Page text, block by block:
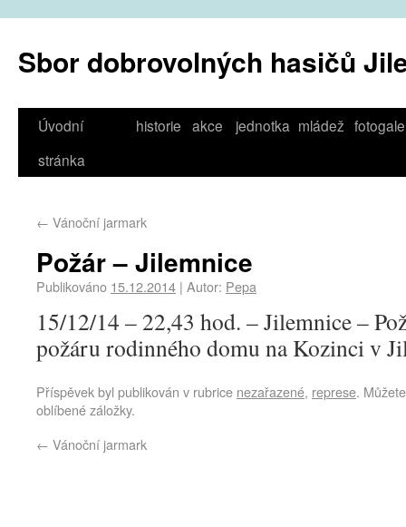
Sbor dobrovolných hasičů
Úvodní
stránka
historie akce jednotka mládež
← Vánoční jarmark
Požár – Jilemnice
Publikováno 15.12.2014 | Autor: Pepa
15/12/14 – 22,43 hod. – Jilemnice –
požáru rodinného domu na Kozinci v
Příspěvek byl publikován v rubrice nezařazené, represe.
oblíbené záložky.
← Vánoční jarmark